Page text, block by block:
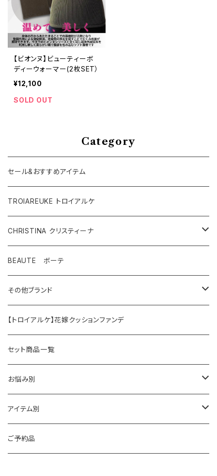
【ビオンヌ】ビューティーボ
ディーウォーマー(2枚SET）
¥12,100
SOLD OUT
Category
セール&おすすめアイテム
TROIAREUKE トロイアルケ
CHRISTINA クリスティーナ
テラスキン
ラインリペア
アンストレス
フォーエバーヤング
イラストリアス
ローズドメーラ
ビオフィート
BEAUTE ボーテ
その他ブランド
マッコイ
HAAB（ハーブ商品）
HAAB SKIN・その他
HAAB REPRO
ワカサプリ
ゼオスキン
REVISION（リビジョン）
【トロイアルケ】花嫁クッションファンデ
セット商品一覧
お悩み別
乾燥
敏感
アイテム別
クレンジング
ご予約品